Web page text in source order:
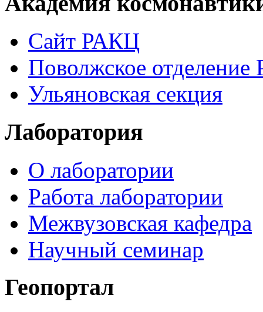
Сайт РАКЦ
Поволжское
Ульяновская секция
Лаборатория
О лаборатории
Работа лаборатории
Межвузовская кафедра
Научный семинар
Геопортал